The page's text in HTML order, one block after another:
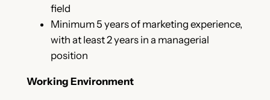
field
Minimum 5 years of marketing experience,
with at least 2 years in a managerial
position
Working Environment